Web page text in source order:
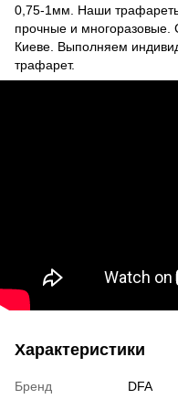
0,75-1мм. Наши трафареты
прочные и многоразовые.
Киеве. Выполняем
трафарет.
Характеристики
Бренд
DFA